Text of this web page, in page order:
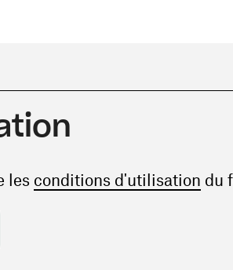
les conditions d'utilisation